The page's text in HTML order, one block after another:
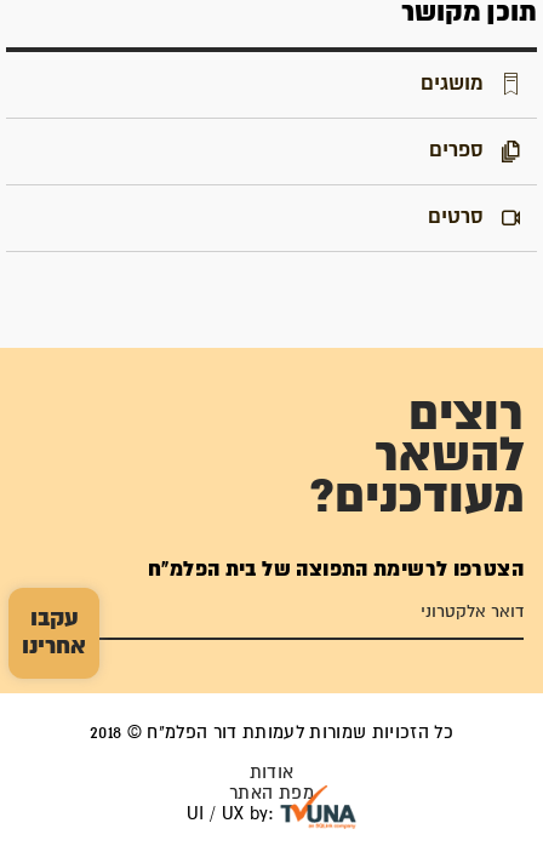
עקבו
אחרינו
תוכן מקושר
מושגים
ספרים
סרטים
רוצים
להשאר
מעודכנים?
הצטרפו לרשימת התפוצה של בית הפלמ"ח
כל הזכויות שמורות לעמותת דור הפלמ"ח © 2018
אודות
מפת האתר
UI / UX by: